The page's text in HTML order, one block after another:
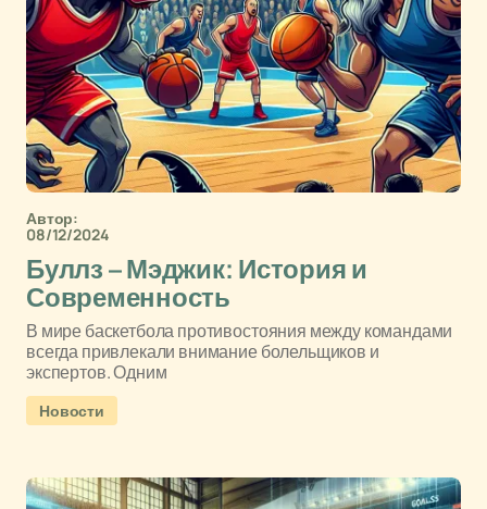
Автор:
08/12/2024
Буллз – Мэджик: История и
Современность
В мире баскетбола противостояния между командами
всегда привлекали внимание болельщиков и
экспертов. Одним
Новости